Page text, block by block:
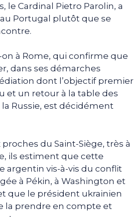
le Cardinal Pietro Parolin, a
Portugal plutôt que se
à Rome, qui confirme que
dans ses démarches
dont l’objectif premier
et un retour à la table des
Russie, est décidément
du Saint-Siège, très à
ils estiment que cette
argentin vis-à-vis du conflit
à Pékin, à Washington et
que le président ukrainien
la prendre en compte et